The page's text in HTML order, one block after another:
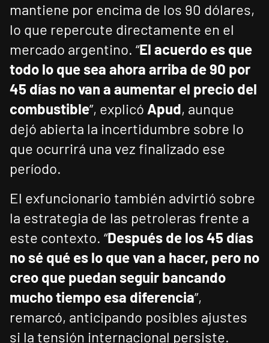
mantiene por encima de los 90 dólares,
lo que repercute directamente en el
mercado argentino. “El acuerdo es que
todo lo que sea ahora arriba de 90 por
45 días no van a aumentar el precio del
combustible”, explicó Apud, aunque
dejó abierta la incertidumbre sobre lo
que ocurrirá una vez finalizado ese
período.
El exfuncionario también advirtió sobre
la estrategia de las petroleras frente a
este contexto. “Después de los 45 días
no sé qué es lo que van a hacer, pero no
creo que puedan seguir bancando
mucho tiempo esa diferencia”,
remarcó, anticipando posibles ajustes
si la tensión internacional persiste.